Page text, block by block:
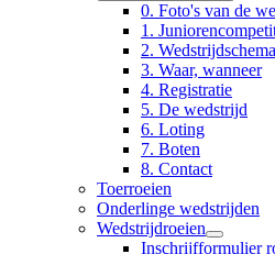
0. Foto's van de
1.
2.
3. Waar, wanneer
4. Registratie
5. De wedstrijd
6. Loting
7. Boten
8. Contact
Toerroeien
Onderlinge wedstrijden
Wedstrijdroeien
Inschrijfformulier